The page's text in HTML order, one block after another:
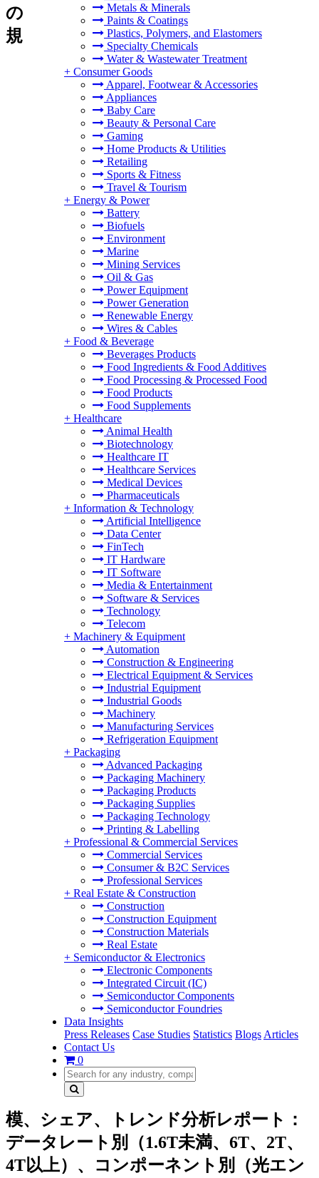
Metals & Minerals
Paints & Coatings
Plastics, Polymers, and Elastomers
Specialty Chemicals
Water & Wastewater Treatment
+ Consumer Goods
Apparel, Footwear & Accessories
Appliances
Baby Care
Beauty & Personal Care
Gaming
Home Products & Utilities
Retailing
Sports & Fitness
Travel & Tourism
+ Energy & Power
Battery
Biofuels
Environment
Marine
Mining Services
Oil & Gas
Power Equipment
Power Generation
Renewable Energy
Wires & Cables
+ Food & Beverage
Beverages Products
Food Ingredients & Food Additives
Food Processing & Processed Food
Food Products
Food Supplements
+ Healthcare
Animal Health
Biotechnology
Healthcare IT
Healthcare Services
Medical Devices
Pharmaceuticals
+ Information & Technology
Artificial Intelligence
Data Center
FinTech
IT Hardware
IT Software
Media & Entertainment
Software & Services
Technology
Telecom
+ Machinery & Equipment
Automation
Construction & Engineering
Electrical Equipment & Services
Industrial Equipment
Industrial Goods
Machinery
Manufacturing Services
Refrigeration Equipment
+ Packaging
Advanced Packaging
Packaging Machinery
Packaging Products
Packaging Supplies
Packaging Technology
Printing & Labelling
+ Professional & Commercial Services
Commercial Services
Consumer & B2C Services
Professional Services
+ Real Estate & Construction
Construction
Construction Equipment
Construction Materials
Real Estate
+ Semiconductor & Electronics
Electronic Components
Integrated Circuit (IC)
Semiconductor Components
Semiconductor Foundries
Data Insights
Press Releases Case Studies Statistics Blogs Articles
Contact Us
0
の
規
模、シェア、トレンド分析レポート：
データレート別（1.6T未満、6T、2T、
4T以上）、コンポーネント別（光エン